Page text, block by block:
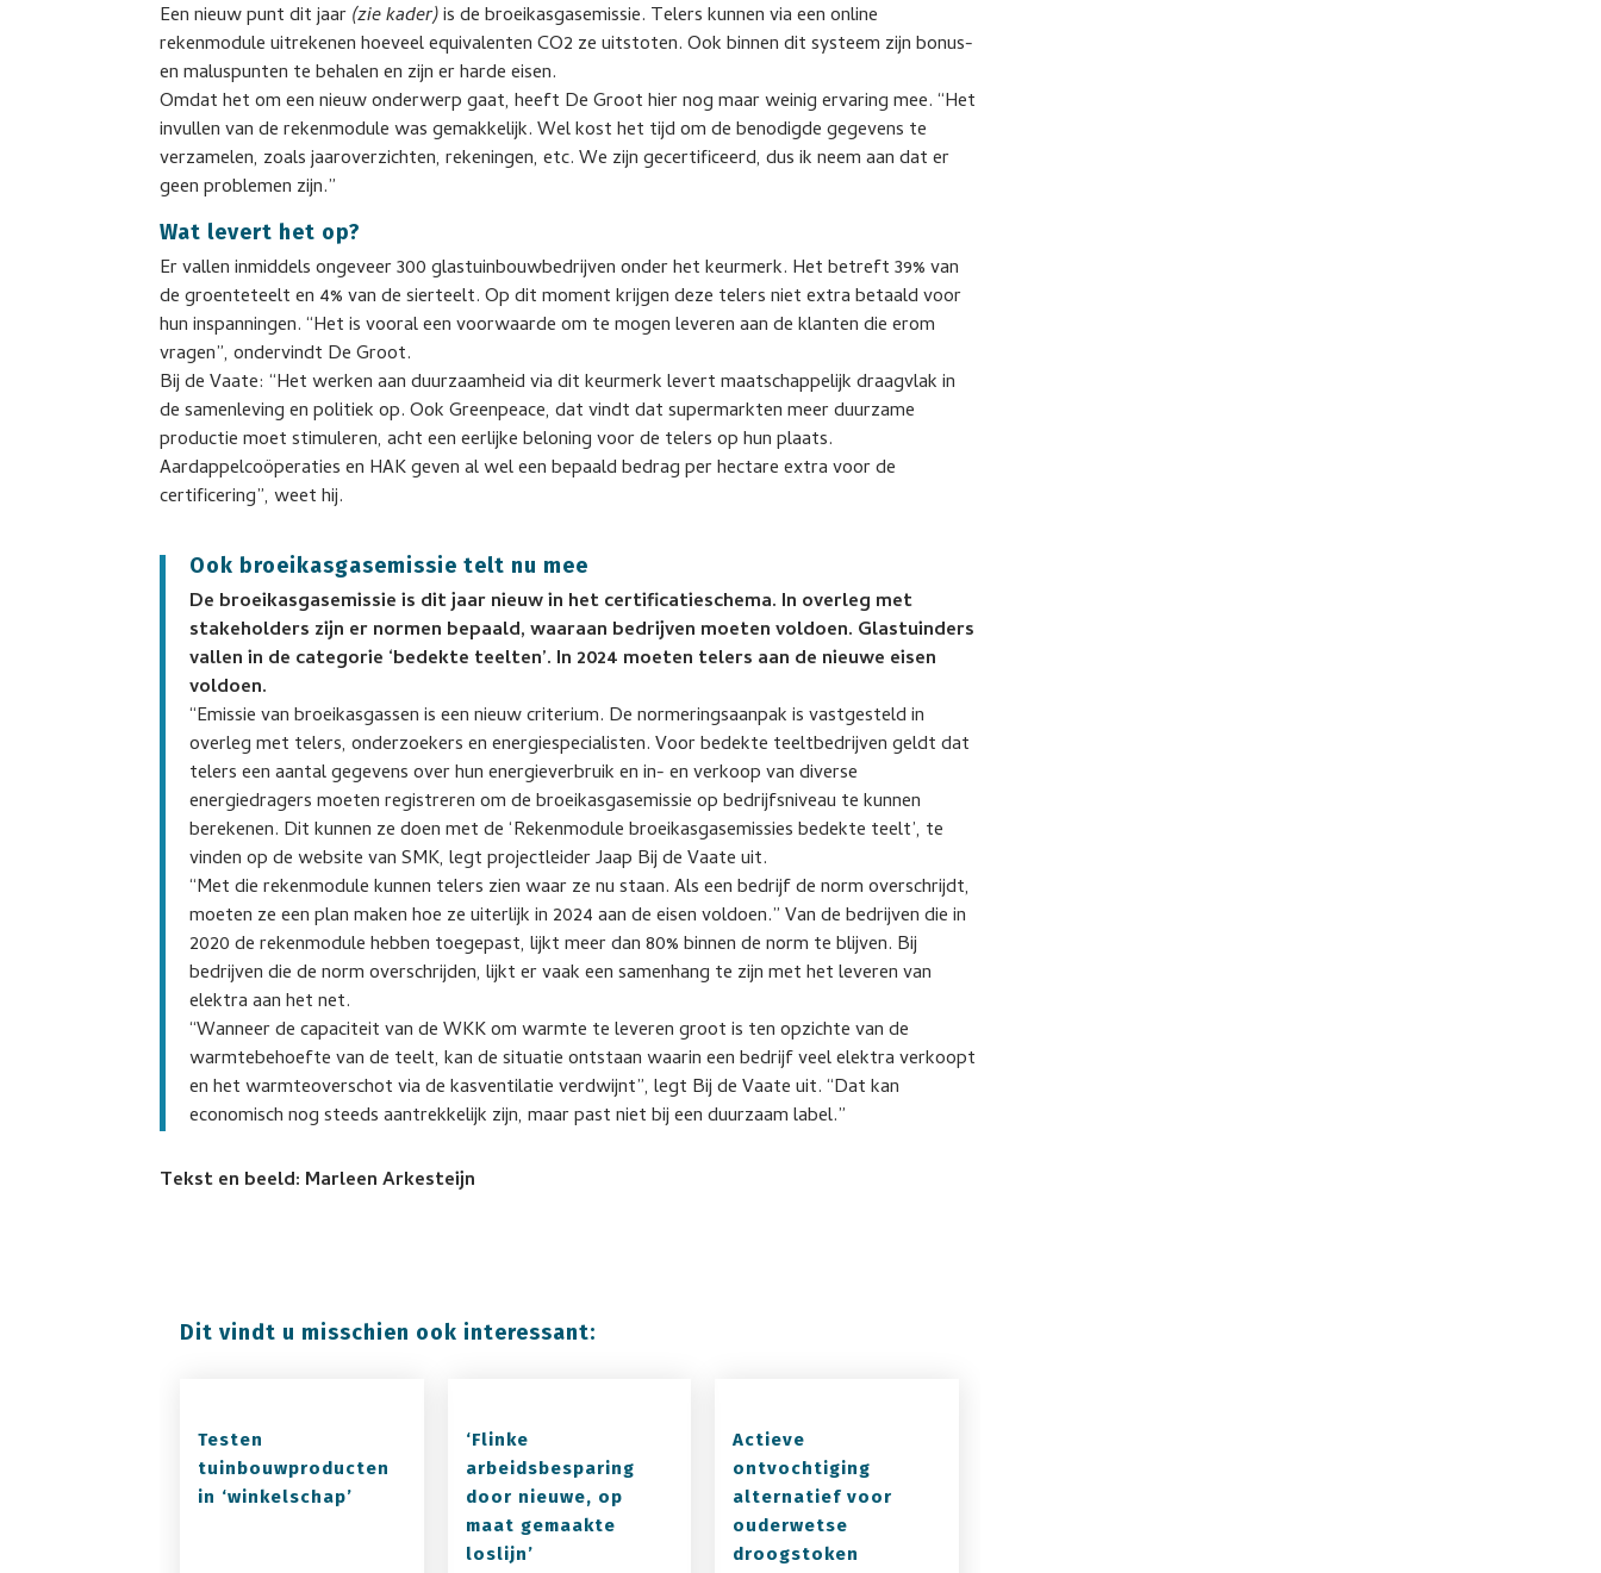
Een nieuw punt dit jaar(zie kader)is de broeikasgasemissie. Telers kunnen via een online
rekenmodule uitrekenen hoeveel equivalenten CO2 ze uitstoten. Ook binnen dit systeem zijn bonus-
en maluspunten te behalen en zijn er harde eisen.
Omdat het om een nieuw onderwerp gaat, heeft De Groot hier nog maar weinig ervaring mee. “Het
invullen van de rekenmodule was gemakkelijk. Wel kost het tijd om de benodigde gegevens te
verzamelen, zoals jaaroverzichten, rekeningen, etc. We zijn gecertificeerd, dus ik neem aan dat er
geen problemen zijn.”
Wat levert het op?
Er vallen inmiddels ongeveer 300 glastuinbouwbedrijven onder het keurmerk. Het betreft 39% van
de groenteteelt en 4% van de sierteelt. Op dit moment krijgen deze telers niet extra betaald voor
hun inspanningen. “Het is vooral een voorwaarde om te mogen leveren aan de klanten die erom
vragen”, ondervindt De Groot.
Bij de Vaate: “Het werken aan duurzaamheid via dit keurmerk levert maatschappelijk draagvlak in
de samenleving en politiek op. Ook Greenpeace, dat vindt dat supermarkten meer duurzame
productie moet stimuleren, acht een eerlijke beloning voor de telers op hun plaats.
Aardappelcoöperaties en HAK geven al wel een bepaald bedrag per hectare extra voor de
certificering”, weet hij.
Ook broeikasgasemissie telt nu mee
De broeikasgasemissie is dit jaar nieuw in het certificatieschema. In overleg met
stakeholders zijn er normen bepaald, waaraan bedrijven moeten voldoen. Glastuinders
vallen in de categorie ‘bedekte teelten’. In 2024 moeten telers aan de nieuwe eisen
voldoen.
“Emissie van broeikasgassen is een nieuw criterium. De normeringsaanpak is vastgesteld in
overleg met telers, onderzoekers en energiespecialisten. Voor bedekte teeltbedrijven geldt dat
telers een aantal gegevens over hun energieverbruik en in- en verkoop van diverse
energiedragers moeten registreren om de broeikasgasemissie op bedrijfsniveau te kunnen
berekenen. Dit kunnen ze doen met de ‘Rekenmodule broeikasgasemissies bedekte teelt’, te
vinden op de website van SMK, legt projectleider Jaap Bij de Vaate uit.
“Met die rekenmodule kunnen telers zien waar ze nu staan. Als een bedrijf de norm overschrijdt,
moeten ze een plan maken hoe ze uiterlijk in 2024 aan de eisen voldoen.” Van de bedrijven die in
2020 de rekenmodule hebben toegepast, lijkt meer dan 80% binnen de norm te blijven. Bij
bedrijven die de norm overschrijden, lijkt er vaak een samenhang te zijn met het leveren van
elektra aan het net.
“Wanneer de capaciteit van de WKK om warmte te leveren groot is ten opzichte van de
warmtebehoefte van de teelt, kan de situatie ontstaan waarin een bedrijf veel elektra verkoopt
en het warmteoverschot via de kasventilatie verdwijnt”, legt Bij de Vaate uit. “Dat kan
economisch nog steeds aantrekkelijk zijn, maar past niet bij een duurzaam label.”
Tekst en beeld: Marleen Arkesteijn
Dit vindt u misschien ook interessant:
Testen
tuinbouwproducten
in ‘winkelschap’
‘Flinke
arbeidsbesparing
door nieuwe, op
maat gemaakte
loslijn’
Actieve
ontvochtiging
alternatief voor
ouderwetse
droogstoken